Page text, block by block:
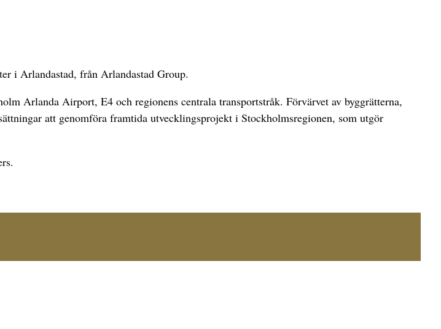
i Arlandastad, från Arlandastad Group.
Arlanda Airport, E4 och regionens centrala transportstråk. Förvärvet av byggrätterna,
att genomföra framtida utvecklingsprojekt i Stockholmsregionen, som utgör